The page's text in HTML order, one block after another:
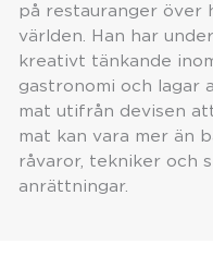
på restauranger över
världen. Han har
kreativt tänkande
gastronomi och lagar
mat utifrån devisen
mat kan vara mer än
råvaror, tekniker och
anrättningar.